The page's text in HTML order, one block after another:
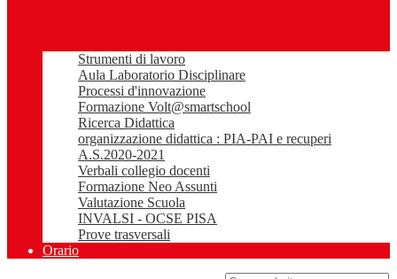
Strumenti di lavoro
Aula Laboratorio Disciplinare
Processi d'innovazione
Formazione Volt@smartschool
Ricerca Didattica
organizzazione didattica : PIA-PAI e recuperi
A.S.2020-2021
Verbali collegio docenti
Formazione Neo Assunti
Valutazione Scuola
INVALSI - OCSE PISA
Prove trasversali
Orario